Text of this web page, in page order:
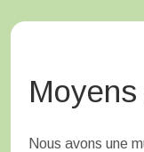
Nous avons une